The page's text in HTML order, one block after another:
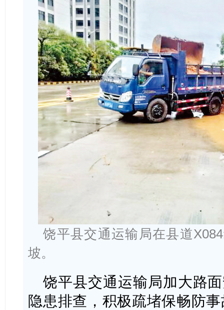
饶平县交通运输局在县道
坡。
饶平县交通运输局加大路
隐患排查，积极疏堵保畅防